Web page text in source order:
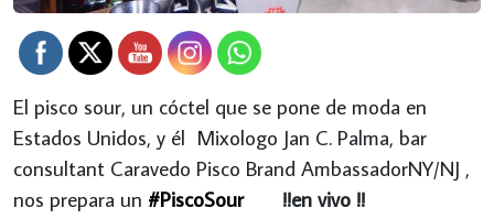
El pisco sour, un cóctel que se pone de moda en
Estados Unidos, y él Mixologo Jan C. Palma, bar
consultant Caravedo Pisco Brand AmbassadorNY/NJ ,
nos prepara un #PiscoSour !!en vivo !!